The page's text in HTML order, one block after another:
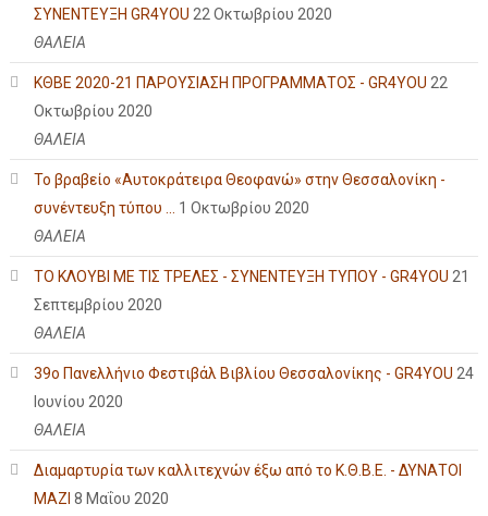
ΣΥΝΕΝΤΕΥΞΗ GR4YOU 22 Οκτωβρίου 2020
ΘΑΛΕΙΑ
ΚΘΒΕ 2020-21 ΠΑΡΟΥΣΙΑΣΗ ΠΡΟΓΡΑΜΜΑΤΟΣ - GR4YOU 22
Οκτωβρίου 2020
ΘΑΛΕΙΑ
Το βραβείο «Αυτοκράτειρα Θεοφανώ» στην Θεσσαλονίκη -
συνέντευξη τύπου ...
1 Οκτωβρίου 2020
ΘΑΛΕΙΑ
ΤΟ ΚΛΟΥΒΙ ΜΕ ΤΙΣ ΤΡΕΛΕΣ - ΣΥΝΕΝΤΕΥΞΗ ΤΥΠΟΥ - GR4YOU 21
Σεπτεμβρίου 2020
ΘΑΛΕΙΑ
39ο Πανελλήνιο Φεστιβάλ Βιβλίου Θεσσαλονίκης - GR4YOU 24
Ιουνίου 2020
ΘΑΛΕΙΑ
Διαμαρτυρία των καλλιτεχνών έξω από το Κ.Θ.Β.Ε. - ΔΥΝΑΤΟΙ
ΜΑΖΙ 8 Μαΐου 2020